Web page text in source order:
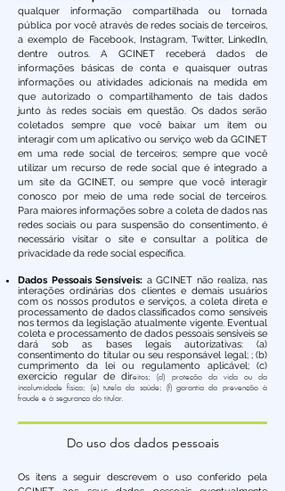
qualquer informação compartilhada ou tornada
pública por você através de redes sociais de terceiros,
a exemplo de Facebook, Instagram, Twitter, LinkedIn,
dentre outros. A GCINET receberá dados de
informações básicas de conta e quaisquer outras
informações ou atividades adicionais na medida em
que autorizado o compartilhamento de tais dados
junto às redes sociais em questão. Os dados serão
coletados sempre que você baixar um item ou
interagir com um aplicativo ou serviço web da GCINET
em uma rede social de terceiros; sempre que você
utilizar um recurso de rede social que é integrado a
um site da GCINET, ou sempre que você interagir
conosco por meio de uma rede social de terceiros.
Para maiores informações sobre a coleta de dados nas
redes sociais ou para suspensão do consentimento, é
necessário visitar o site e consultar a política de
privacidade da rede social específica.
Dados Pessoais Sensíveis: a GCINET não realiza, nas
interações ordinárias dos clientes e demais usuários
com os nossos produtos e serviços, a coleta direta e
processamento de dados classificados como sensíveis
nos termos da legislação atualmente vigente. Eventual
coleta e processamento de dados pessoais sensíveis se
dará sob as bases legais autorizativas: (a)
consentimento do titular ou seu responsável legal; ; (b)
cumprimento da lei ou regulamento aplicável; (c)
exercício regular de direitos; (d) proteção da vida ou da
incolumidade física; (e) tutela da saúde; (f) garantia da prevenção à
fraude e à segurança do titular.
Do uso dos dados pessoais
Os itens a seguir descrevem o uso conferido pela